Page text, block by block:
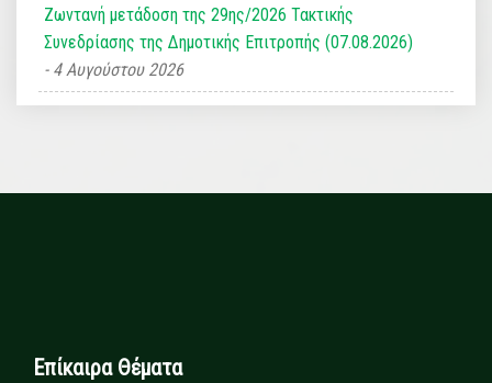
Ζωντανή μετάδοση της 29ης/2026 Τακτικής
Συνεδρίασης της Δημοτικής Επιτροπής (07.08.2026)
4 Αυγούστου 2026
Επίκαιρα Θέματα